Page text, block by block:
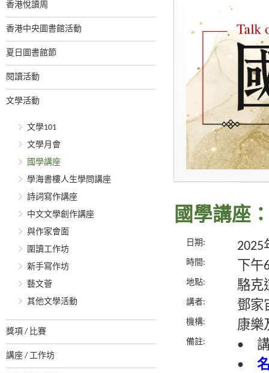
香港悅讀周
香港中央圖書館活動
夏日圖書館節
閱讀活動
文學活動
文學101
文學月會
國學講座
學海書樓人生學問講座
詩詞寫作講座
中文文學創作講座
與作家會面
圍讀工作坊
新手寫作坊
藝文薈
其他文學活動
獎項 / 比賽
講座 / 工作坊
國學講座
日期: 2025
時間: 下
地點: 駱克
講者: 鄧家
機構: 康樂
備註:
• 講
•